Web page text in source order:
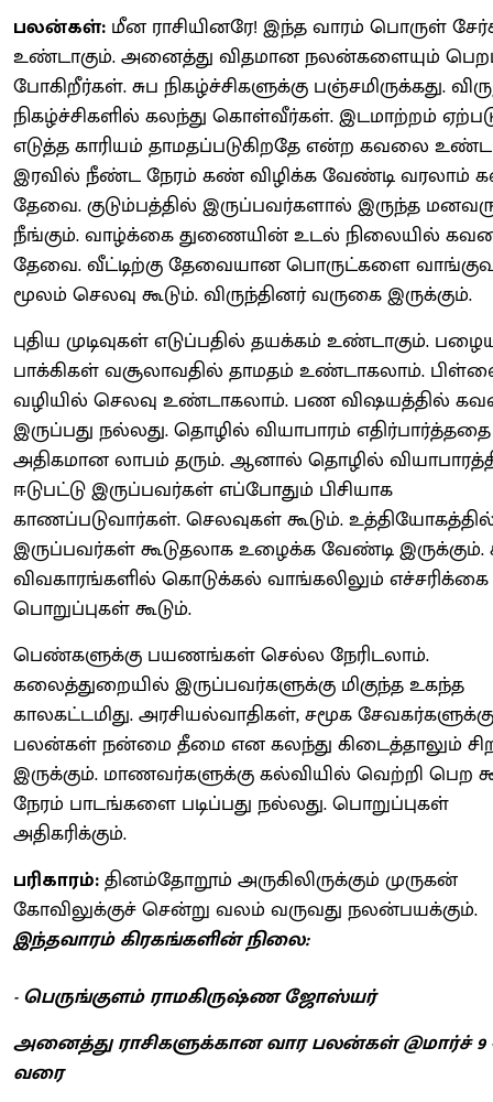
பலன்கள்: மீன ராசியினரே! இந்த வாரம் பொருள்
உண்டாகும். அனைத்து விதமான நலன்களையும்
போகிறீர்கள். சுப நிகழ்ச்சிகளுக்கு பஞ்சமிருக்கது.
நிகழ்ச்சிகளில் கலந்து கொள்வீர்கள். இடமாற்றம்
எடுத்த காரியம் தாமதப்படுகிறதே என்ற கவலை
இரவில் நீண்ட நேரம் கண் விழிக்க வேண்டி வரலாம்
தேவை. குடும்பத்தில் இருப்பவர்களால் இருந்த
நீங்கும். வாழ்க்கை துணையின் உடல் நிலையில்
தேவை. வீட்டிற்கு தேவையான பொருட்களை
மூலம் செலவு கூடும். விருந்தினர் வருகை இருக்கும்.
புதிய முடிவுகள் எடுப்பதில் தயக்கம் உண்டாகும்.
பாக்கிகள் வசூலாவதில் தாமதம் உண்டாகலாம்.
வழியில் செலவு உண்டாகலாம். பண விஷயத்தில்
இருப்பது நல்லது. தொழில் வியாபாரம்
அதிகமான லாபம் தரும். ஆனால் தொழில்
ஈடுபட்டு இருப்பவர்கள் எப்போதும் பிசியாக
காணப்படுவார்கள். செலவுகள் கூடும்.
இருப்பவர்கள் கூடுதலாக உழைக்க வேண்டி
விவகாரங்களில் கொடுக்கல் வாங்கலிலும்
பொறுப்புகள் கூடும்.
பெண்களுக்கு பயணங்கள் செல்ல நேரிடலாம்.
கலைத்துறையில் இருப்பவர்களுக்கு மிகுந்த உகந்த
காலகட்டமிது. அரசியல்வாதிகள், சமூக சேவகர்களுக்கு
பலன்கள் நன்மை தீமை என கலந்து கிடைத்தாலும்
இருக்கும். மாணவர்களுக்கு கல்வியில் வெற்றி பெற
நேரம் பாடங்களை படிப்பது நல்லது. பொறுப்புகள்
அதிகரிக்கும்.
பரிகாரம்:தினம்தோறூம் அருகிலிருக்கும் முருகன்
கோவிலுக்குச் சென்று வலம் வருவது நலன்பயக்கும்.
இந்தவாரம் கிரகங்களின் நிலை:
- பெருங்குளம் ராமகிருஷ்ண ஜோஸ்யர்
அனைத்து ராசிகளுக்கான வார பலன்கள் @மார்ச் 9 -
வரை